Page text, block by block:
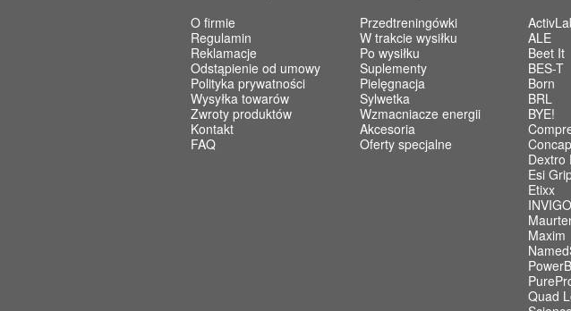
O firmie
Regulamin
Reklamacje
Odstąpienie od umowy
Polityka prywatności
Wysyłka towarów
Zwroty produktów
Kontakt
FAQ
Przedtreningówki
W trakcie wysiłku
Po wysiłku
Suplementy
Pielęgnacja
Sylwetka
Wzmacniacze energii
Akcesoria
Oferty specjalne
ALE
Beet It
BES-T
Born
BRL
BYE!
Concap
Dextro
Esi
Etixx
Maxim
Quad